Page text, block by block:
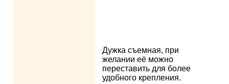
Дужка съемная, при
желании её можно
переставить для более
удобного крепления.